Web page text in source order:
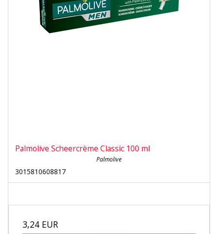
Palmolive Scheercrème Classic 100 ml
Palmolive
3015810608817
3,24 EUR